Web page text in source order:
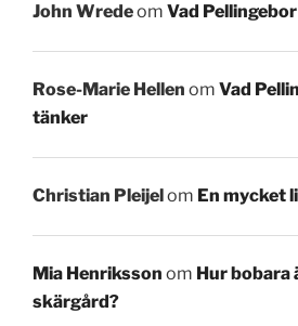
John Wredeom Vad
Rose-Marie Hellen om Vad
tänker
Christian Pleijel om En mycket
Mia Henriksson om Hur bobara
skärgård?